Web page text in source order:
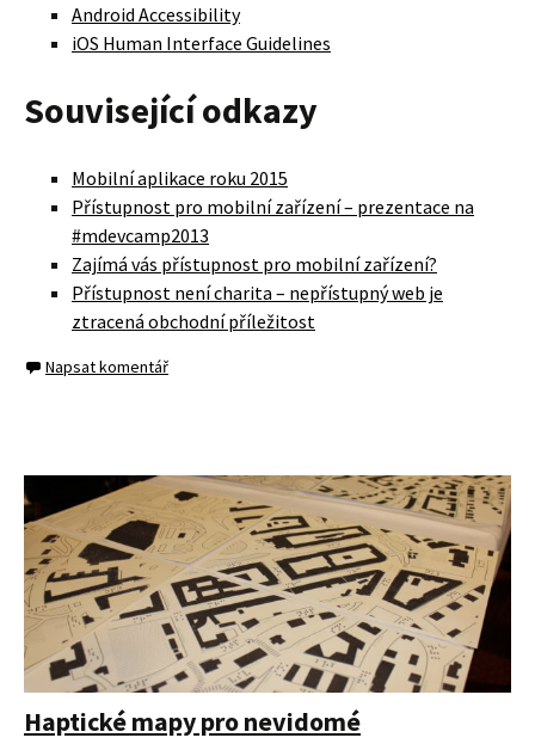
Android Accessibility
iOS Human Interface Guidelines
Související odkazy
Mobilní aplikace roku 2015
Přístupnost pro mobilní zařízení – prezentace na
#mdevcamp2013
Zajímá vás přístupnost pro mobilní zařízení?
Přístupnost není charita – nepřístupný web je
ztracená obchodní příležitost
Napsat komentář
Haptické mapy pro nevidomé